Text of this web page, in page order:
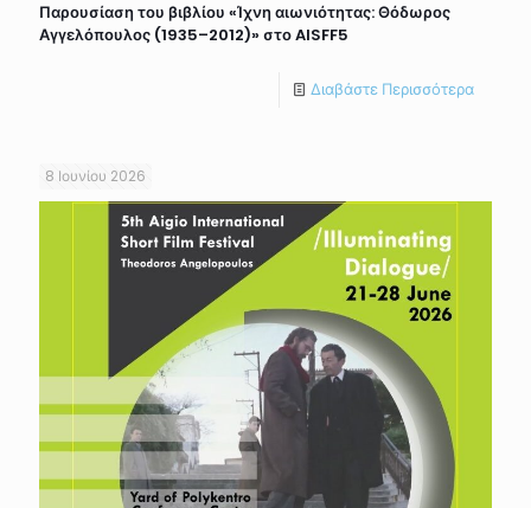
Παρουσίαση του βιβλίου «Ίχνη αιωνιότητας: Θόδωρος
Αγγελόπουλος (1935–2012)» στο AISFF5
Διαβάστε Περισσότερα
8 Ιουνίου 2026